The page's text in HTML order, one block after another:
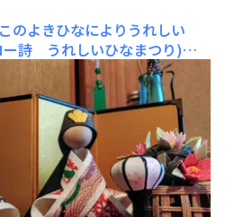
のよきひなによりうれしい
ー詩 うれしいひなまつり)玄